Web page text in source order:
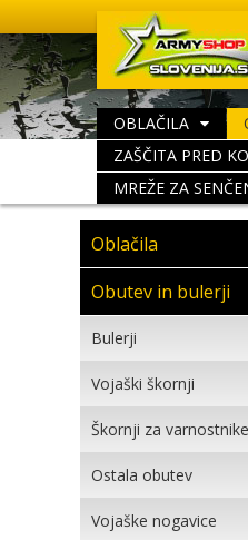
OBLAČILA
ZAŠČITA PRED
MREŽE ZA
Oblačila
Obutev in bulerji
Bulerji
Vojaški škornji
Škornji za varnostnike
Ostala obutev
Vojaške nogavice